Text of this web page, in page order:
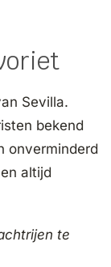
Sevilla.
bekend
onverminderd
altijd
te